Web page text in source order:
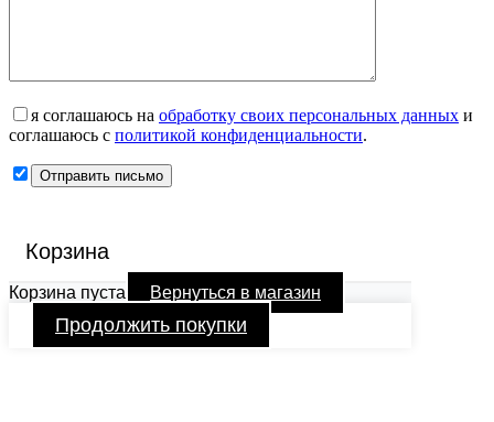
я соглашаюсь на обработку своих персональных данных и
соглашаюсь с политикой конфиденциальности.
Корзина
Корзина пуста Вернуться в магазин
Продолжить покупки